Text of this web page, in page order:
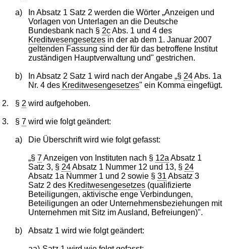
a)
In Absatz 1 Satz 2 werden die Wörter „Anzeigen und
Vorlagen von Unterlagen an die Deutsche
Bundesbank nach § 2cAbs. 1 und 4 des
Kreditwesengesetzesin der ab dem 1. Januar 2007
geltenden Fassung sind der für das betroffene Institut
zuständigen Hauptverwaltung und" gestrichen.
b) In Absatz 2 Satz 1 wird nach der Angabe „§ 24Abs. 1a
Nr. 4 des Kreditwesengesetzes" ein Komma eingefügt.
2. § 2 wird aufgehoben.
3. §7 wird wie folgt geändert:
a) Die Überschrift wird wie folgt gefasst:
„§ 7Anzeigen von Instituten nach § 12a Absatz 1
Satz 3, § 24Absatz 1 Nummer 12 und 13, § 24
Absatz 1a Nummer 1 und 2 sowie § 31 Absatz 3
Satz 2 des Kreditwesengesetzes(qualifizierte
Beteiligungen, aktivische enge Verbindungen,
Beteiligungen an oder Unternehmensbeziehungen mit
Unternehmen mit Sitz im Ausland, Befreiungen)".
b) Absatz 1 wird wie folgt geändert: